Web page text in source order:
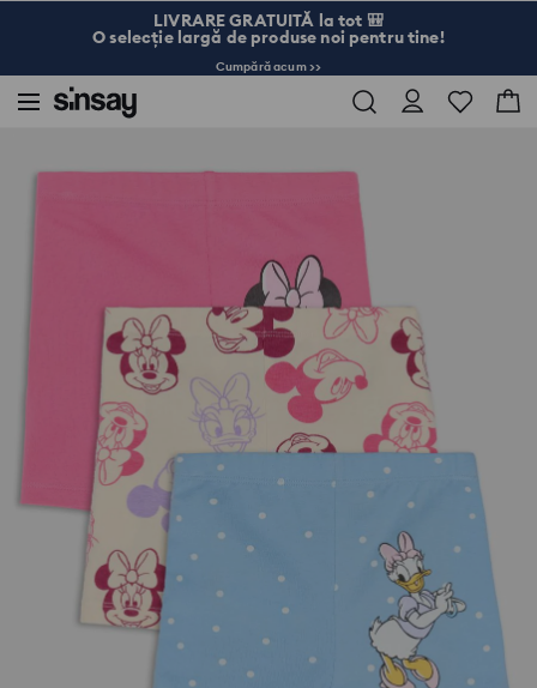
LIVRARE GRATUITĂ la tot 🎒
O selecție largă de produse noi pentru tine!
Cumpără acum >>